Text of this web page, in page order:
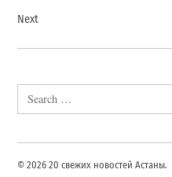
Next
Search
for:
© 2026 20 свежих новостей Астаны.